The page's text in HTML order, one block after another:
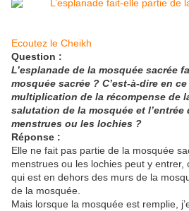
Ecoutez le Cheikh
Question :
L’esplanade de la mosquée sacrée
mosquée sacrée ? C’est-à-dire en
multiplication de la récompense de
salutation de la mosquée et
menstrues ou les lochies ?
Réponse :
Elle ne fait pas partie de la mosquée
menstrues ou les lochies peut y entrer,
qui est en dehors des murs de la
de la mosquée.
Mais lorsque la mosquée est remplie,